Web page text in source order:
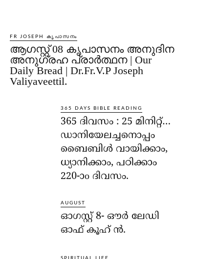
FR JOSEPH കൃപാസനം
ആഗസ്റ്റ് 08 കൃപാസനം അനുദിന
അനുഗ്രഹ പ്രാർത്ഥന | Our
Daily Bread | Dr.Fr.V.P Joseph
Valiyaveettil.
365 DAYS BIBLE READING
365 ദിവസം : 25 മിനിറ്റ്…
ഡാനിയേലച്ചനൊപ്പം
ബൈബിൾ വായിക്കാം,
ധ്യാനിക്കാം, പഠിക്കാം
220-ാo ദിവസം.
AUGUST
ഓഗസ്റ്റ് 8- ഔര്‍ ലേഡി
ഓഫ് കൂഹ് ന്‍.